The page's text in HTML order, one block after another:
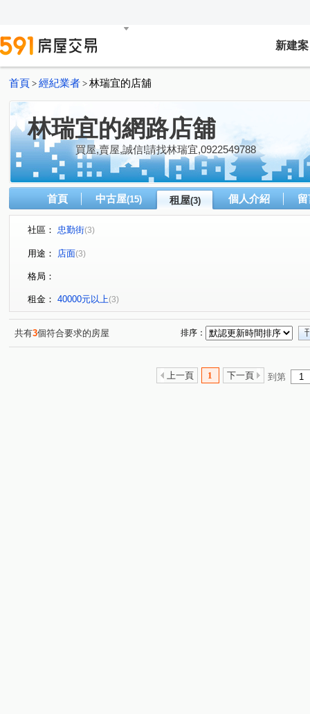
新建案
首頁 > 經紀業者 > 林瑞宜的店舖
林瑞宜的網路店舖
買屋,賣屋,誠信!請找林瑞宜,0922549788
首頁 中古屋(15) 租屋(3) 個人介紹
社區： 忠勤街(3)
用途： 店面(3)
格局：
租金： 40000元以上(3)
共有3個符合要求的房屋 排序：
上一頁 1 下一頁 到第